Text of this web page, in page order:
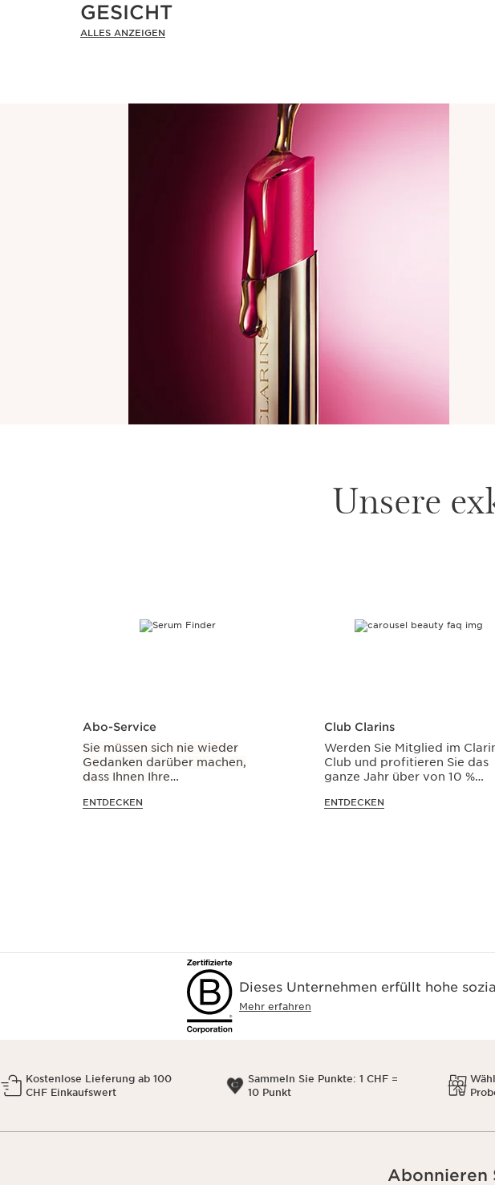
GESICHT
ALLES ANZEIGEN
Unsere
Abo-Service
Sie müssen sich nie wieder
Gedanken darüber machen,
dass Ihnen Ihre
ausgehen könnten!
ENTDECKEN
Club Clarins
Werden Sie Mitglied im
Club und profitieren Sie das
ganze Jahr über von 10 %
ENTDECKEN
Dieses Unternehmen erfüllt hohe
Mehr erfahren
Kostenlose Lieferung ab 100
CHF Einkaufswert
Sammeln Sie Punkte: 1 CHF =
10 Punkt
Abonnieren